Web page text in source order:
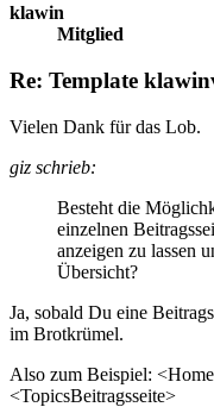
klawin
Mitglied
Re: Template
Vielen Dank für das Lob.
giz schrieb:
Besteht die
einzelnen
anzeigen zu lassen
Übersicht?
Ja, sobald Du eine
im Brotkrümel.
Also zum Beispiel:
<TopicsBeitragsseite>